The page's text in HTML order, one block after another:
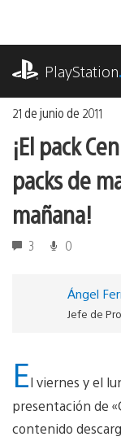
contenido
PlayStation
21 de junio de 2011
¡El pack
packs de
mañana!
3 0
Ángel
Jefe de
El viernes y el
presentación de
contenido